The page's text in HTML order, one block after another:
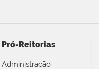
Pró-Reitorias
Administração